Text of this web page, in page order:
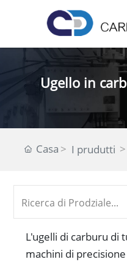
Ugello in
Casa I prudutti
L'ugelli di carburu di
machini di